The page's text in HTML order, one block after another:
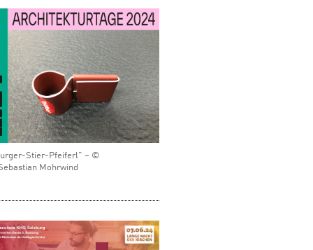
Stier-Pfeiferl" – ©
Mohrwind